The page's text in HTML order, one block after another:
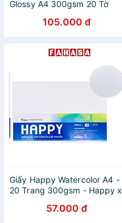
Glossy A4 300gsm 20 Tờ
105.000 đ
Giấy Happy Watercolor A4 -
20 Trang 300gsm - Happy x
57.000 đ